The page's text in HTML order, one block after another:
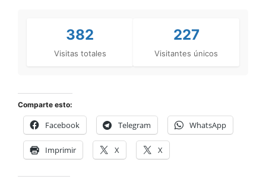
382
Visitas totales
227
Visitantes únicos
Comparte esto:
Facebook Telegram WhatsApp
Imprimir X X